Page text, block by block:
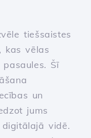
tiešsaistes
kas vēlas
Šī
un
jums
vidē.